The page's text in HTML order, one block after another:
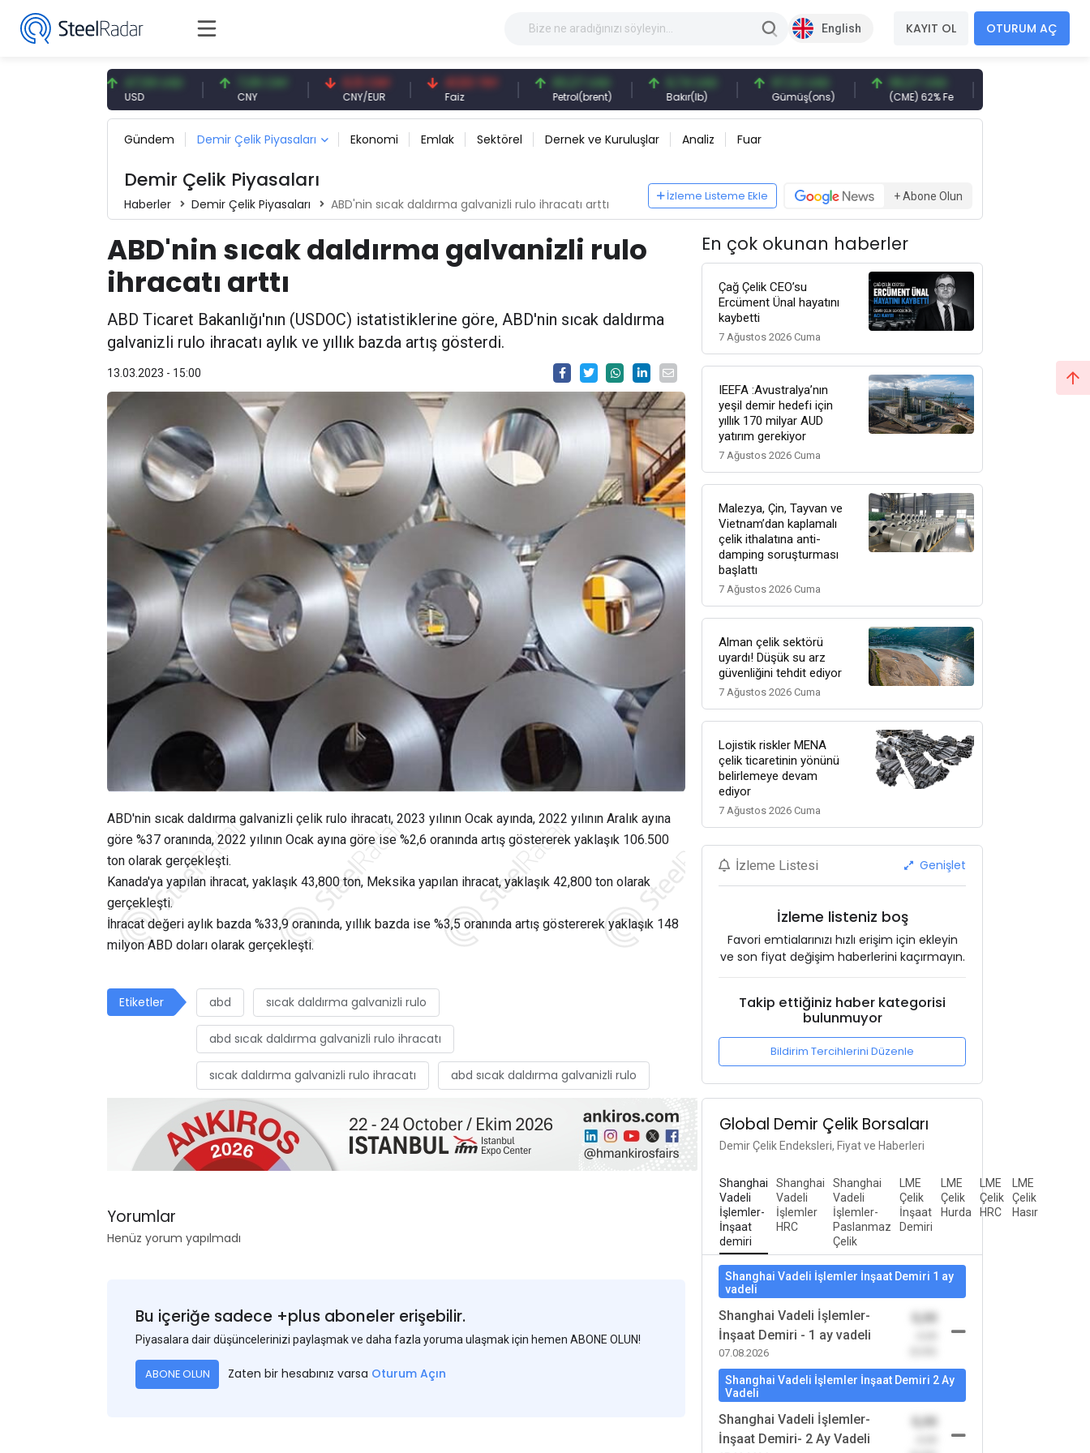
English KAYIT OL OTURUM AÇ
47,59 USD 7,09 CNY
CNY
0,13 CNY
CNY/EUR
41,53 TRY
Faiz
83,27 USD
Petrol(brent)
6,74 USD
Bakır(lb)
97,32 USD
Gümüş(ons)
96,27 USD
(CME) 62% Fe
377,25 USD
Gemi Söküm
Gündem Demir Çelik Piyasaları Ekonomi Emlak Sektörel Dernek ve Kuruluşlar Analiz Fuar
Demir Çelik Piyasaları
Haberler Demir Çelik Piyasaları ABD'nin sıcak daldırma galvanizli rulo ihracatı arttı
İzleme Listeme Ekle + Abone Olun
ABD'nin sıcak daldırma galvanizli rulo
ihracatı arttı
ABD Ticaret Bakanlığı'nın (USDOC) istatistiklerine göre, ABD'nin sıcak daldırma
galvanizli rulo ihracatı aylık ve yıllık bazda artış gösterdi.
13.03.2023 - 15:00
ABD'nin sıcak daldırma galvanizli çelik rulo ihracatı, 2023 yılının Ocak ayında, 2022 yılının Aralık ayına
göre %37 oranında, 2022 yılının Ocak ayına göre ise %2,6 oranında artış göstererek yaklaşık 106.500
ton olarak gerçekleşti.
Kanada'ya yapılan ihracat, yaklaşık 43,800 ton, Meksika yapılan ihracat, yaklaşık 42,800 ton olarak
gerçekleşti.
İhracat değeri aylık bazda %33,9 oranında, yıllık bazda ise %3,5 oranında artış göstererek yaklaşık 148
milyon ABD doları olarak gerçekleşti.
Etiketler abd sıcak daldırma galvanizli rulo
abd sıcak daldırma galvanizli rulo ihracatı
sıcak daldırma galvanizli rulo ihracatı abd sıcak daldırma galvanizli rulo
Yorumlar
Henüz yorum yapılmadı
Bu içeriğe sadece +plus aboneler erişebilir.
Piyasalara dair düşüncelerinizi paylaşmak ve daha fazla yoruma ulaşmak için hemen ABONE OLUN!
ABONE OLUN Zaten bir hesabınız varsa Oturum Açın
En çok okunan haberler
Çağ Çelik CEO’su
Ercüment Ünal hayatını
kaybetti
7 Ağustos 2026 Cuma
IEEFA :Avustralya’nın
yeşil demir hedefi için
yıllık 170 milyar AUD
yatırım gerekiyor
7 Ağustos 2026 Cuma
Malezya, Çin, Tayvan ve
Vietnam’dan kaplamalı
çelik ithalatına anti-
damping soruşturması
başlattı
7 Ağustos 2026 Cuma
Alman çelik sektörü
uyardı! Düşük su arz
güvenliğini tehdit ediyor
7 Ağustos 2026 Cuma
Lojistik riskler MENA
çelik ticaretinin yönünü
belirlemeye devam
ediyor
7 Ağustos 2026 Cuma
İzleme Listesi Genişlet
İzleme listeniz boş
Favori emtialarınızı hızlı erişim için ekleyin
ve son fiyat değişim haberlerini kaçırmayın.
Takip ettiğiniz haber kategorisi
bulunmuyor
Bildirim Tercihlerini Düzenle
Global Demir Çelik Borsaları
Demir Çelik Endeksleri, Fiyat ve Haberleri
Shanghai
Vadeli
İşlemler-
İnşaat
demiri
Shanghai
Vadeli
İşlemler
HRC
Shanghai
Vadeli
İşlemler-
Paslanmaz
Çelik
LME
Çelik
İnşaat
Demiri
LME
Çelik
Hurda
LME
Çelik
HRC
LME
Çelik
Hasır
Shanghai Vadeli İşlemler İnşaat Demiri 1 ay
vadeli
Shanghai Vadeli İşlemler-
İnşaat Demiri - 1 ay vadeli
07.08.2026
0,00
Shanghai Vadeli İşlemler İnşaat Demiri 2 Ay
Vadeli
Shanghai Vadeli İşlemler-
İnşaat Demiri- 2 Ay Vadeli
0,00